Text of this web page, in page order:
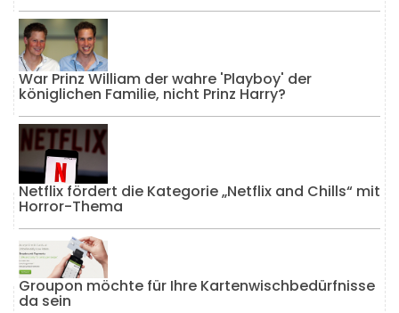
War Prinz William der wahre 'Playboy' der
königlichen Familie, nicht Prinz Harry?
Netflix fördert die Kategorie „Netflix and Chills“ mit
Horror-Thema
Groupon möchte für Ihre Kartenwischbedürfnisse
da sein